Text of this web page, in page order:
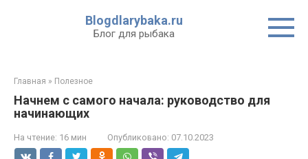
Blogdlarybaka.ru
Блог для рыбака
Главная » Полезное
Начнем с самого начала: руководство для
начинающих
На чтение: 16 мин Опубликовано: 07.10.2023